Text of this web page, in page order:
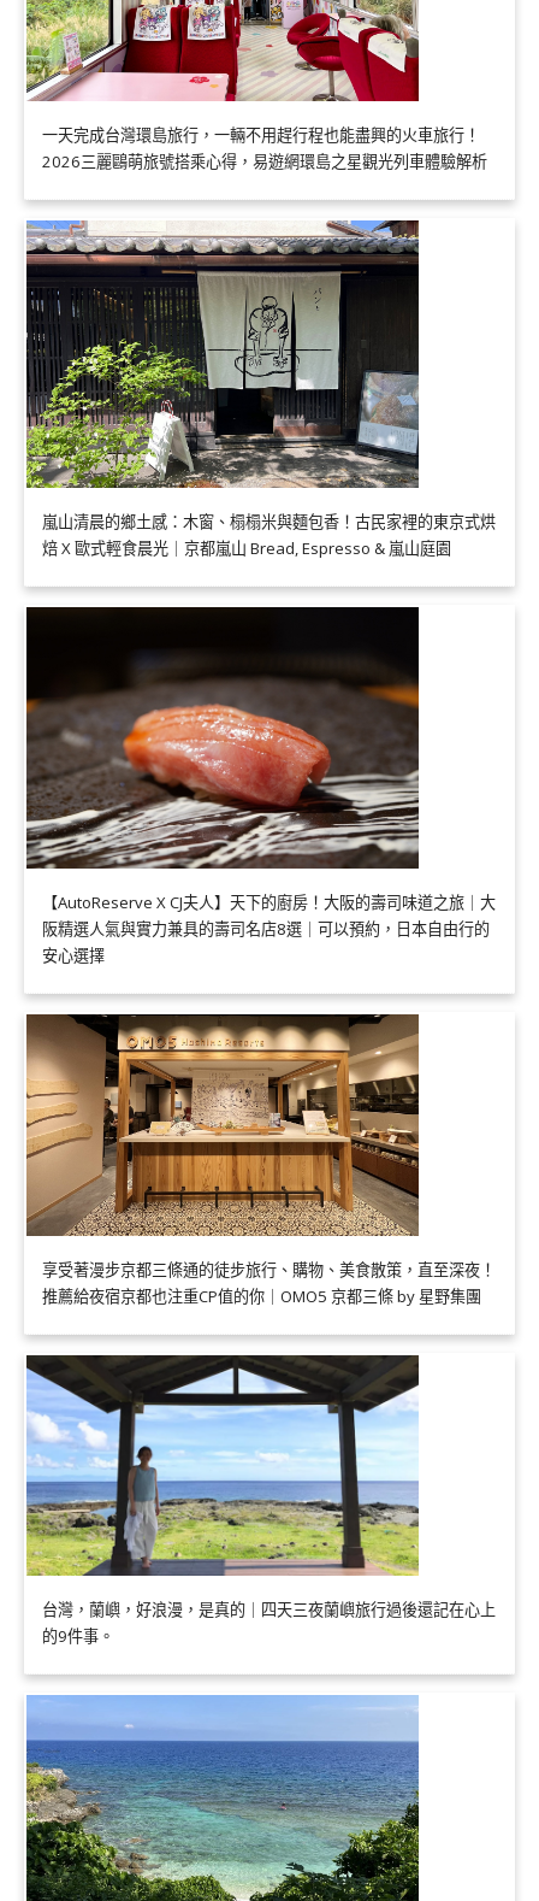
一天完成台灣環島旅行，一輛不用趕行程也能盡興的火車旅行！
2026三麗鷗萌旅號搭乘心得，易遊網環島之星觀光列車體驗解析
嵐山清晨的鄉土感：木窗、榻榻米與麵包香！古民家裡的東京式烘
焙 X 歐式輕食晨光｜京都嵐山 Bread, Espresso & 嵐山庭園
【AutoReserve X CJ夫人】天下的廚房！大阪的壽司味道之旅｜大
阪精選人氣與實力兼具的壽司名店8選｜可以預約，日本自由行的
安心選擇
享受著漫步京都三條通的徒步旅行、購物、美食散策，直至深夜！
推薦給夜宿京都也注重CP值的你｜OMO5 京都三條 by 星野集團
台灣，蘭嶼，好浪漫，是真的｜四天三夜蘭嶼旅行過後還記在心上
的9件事。